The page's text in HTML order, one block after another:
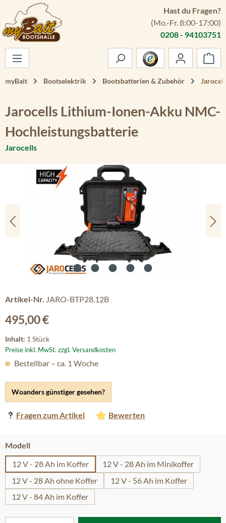
Zum Hauptinhalt springen
Hast du Fragen?
(Mo.-Fr. 8:00-17:00)
0208 - 94103751
myBait Bootselektrik Bootsbatterien & Zubehör
Jarocells Lithium-Ionen-Akku NMC-
Hochleistungsbatterie
Jarocells
Bildergalerie überspringen
Artikel-Nr. JARO-BTP28.12B
Regulärer Preis:
495,00 €
Inhalt: 1 Stück
Preise inkl. MwSt. zzgl. Versandkosten
Woanders günstiger gesehen?
Fragen zum Artikel Bewerten
Bestellbar – ca. 1 Woche
Modellauswählen
12 V - 28 Ah im Koffer
12 V - 28 Ah im Minikoffer
12 V - 28 Ah ohne Koffer
12 V - 56 Ah im Koffer
12 V - 84 Ah im Koffer